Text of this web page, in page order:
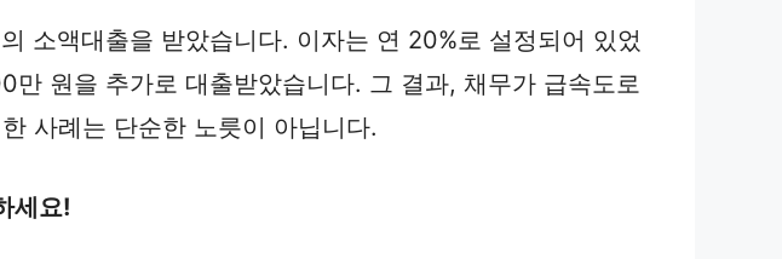
소액대출을 받았습니다. 이자는 연 20%로 설정되어 있었
원을 추가로 대출받았습니다. 그 결과, 채무가 급속도로
사례는 단순한 노릇이 아닙니다.
세요!